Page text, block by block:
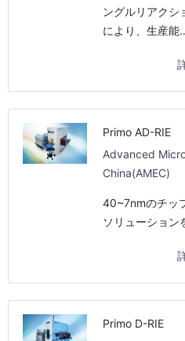
ングルリアクシ
により、生産能
Primo AD-RIE
Advanced
China(AMEC)
40~7nmのチッ
ソリューション
Primo D-RIE